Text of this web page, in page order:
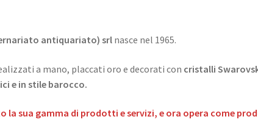
antiquariato) srlnasce nel 1965.
a mano, placcati oro e decorati con cristalli
e in stile barocco.
la sua gamma di prodotti e servizi, e ora opera come